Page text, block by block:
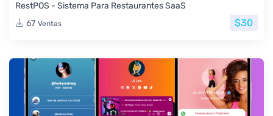
RestPOS - Sistema Para Restaurantes SaaS
67 Ventas $30